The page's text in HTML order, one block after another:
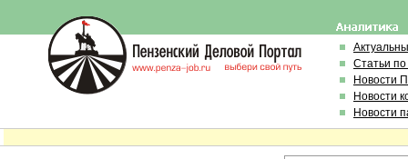
Статьи
Новости
Новости
Новости